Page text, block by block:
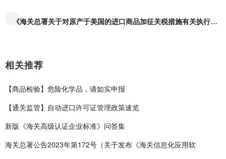
《海关总署关于对原产于美国的进口商品加征关税措施有关执行事项的公告》的解读
相关推荐
【商品检验】危险化学品，请如实申报
【通关监管】自动进口许可证管理政策速览
新版《海关高级认证企业标准》问答集
海关总署公告2023年第172号（关于发布《海关信息化应用软